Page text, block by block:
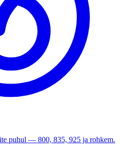
puhul — 800, 835, 925 ja rohkem.